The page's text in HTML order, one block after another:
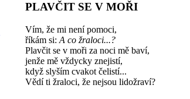
PLAVČIT SE V MOŘI
Vím, že mi není pomoci,
říkám si: A co žraloci...?
Plavčit se v moři za noci mě baví,
jenže mě vždycky znejistí,
když slyším cvakot čelistí...
Vědí ti žraloci, že nejsou lidožraví?